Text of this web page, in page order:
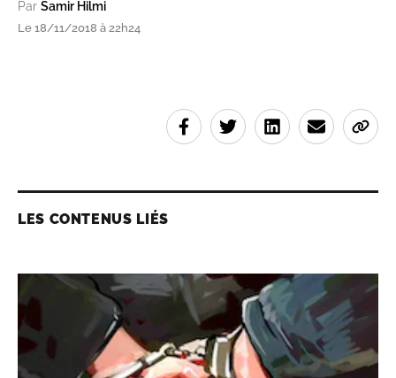
Par Samir Hilmi
Le 18/11/2018 à 22h24
LES CONTENUS LIÉS